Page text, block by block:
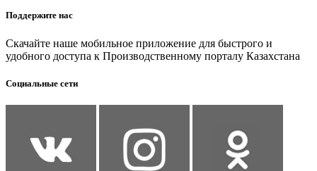
Поддержите нас
Скачайте наше мобильное приложение для быстрого и
удобного доступа к Производственному порталу Казахстана
Социальные сети